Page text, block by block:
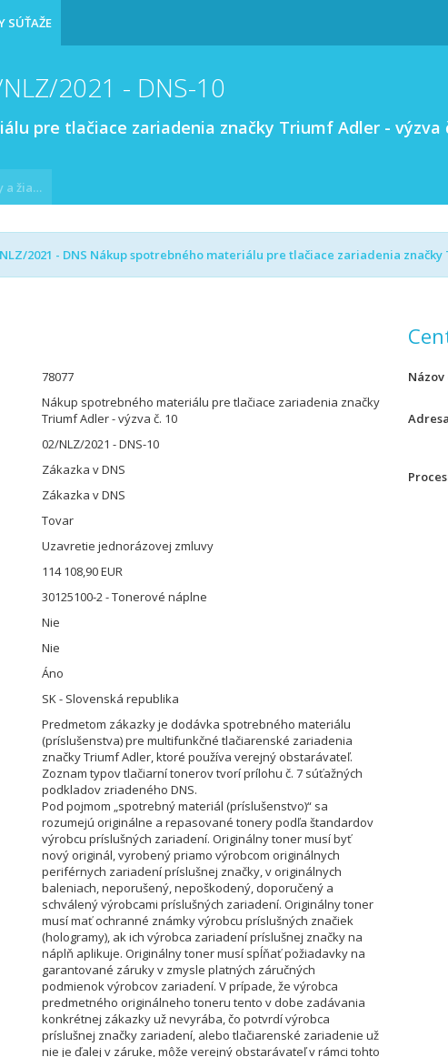
SÚŤAŽE
2021 - DNS-10
pre tlačiace zariadenia značky Triumf Adler - výzva
Ponuky a žiadosti
2021 - DNS Nákup spotrebného materiálu pre tlačiace zariadenia
78077
Nákup spotrebného materiálu pre tlačiace zariadenia značky
Triumf Adler - výzva č. 10
02/NLZ/2021 - DNS-10
Zákazka v DNS
Zákazka v DNS
Tovar
Uzavretie jednorázovej zmluvy
114 108,90 EUR
30125100-2 - Tonerové náplne
Nie
Nie
Áno
SK - Slovenská republika
Predmetom zákazky je dodávka spotrebného materiálu
(príslušenstva) pre multifunkčné tlačiarenské zariadenia
značky Triumf Adler, ktoré používa verejný obstarávateľ.
Zoznam typov tlačiarní tonerov tvorí prílohu č. 7 súťažných
podkladov zriadeného DNS.
Pod pojmom „spotrebný materiál (príslušenstvo)“ sa
rozumejú originálne a repasované tonery podľa štandardov
výrobcu príslušných zariadení. Originálny toner musí byť
nový originál, vyrobený priamo výrobcom originálnych
periférnych zariadení príslušnej značky, v originálnych
baleniach, neporušený, nepoškodený, doporučený a
schválený výrobcami príslušných zariadení. Originálny toner
musí mať ochranné známky výrobcu príslušných značiek
(hologramy), ak ich výrobca zariadení príslušnej značky na
náplň aplikuje. Originálny toner musí spĺňať požiadavky na
garantované záruky v zmysle platných záručných
podmienok výrobcov zariadení. V prípade, že výrobca
predmetného originálneho toneru tento v dobe zadávania
konkrétnej zákazky už nevyrába, čo potvrdí výrobca
príslušnej značky zariadení, alebo tlačiarenské zariadenie už
nie je ďalej v záruke, môže verejný obstarávateľ v rámci tohto
Adresa